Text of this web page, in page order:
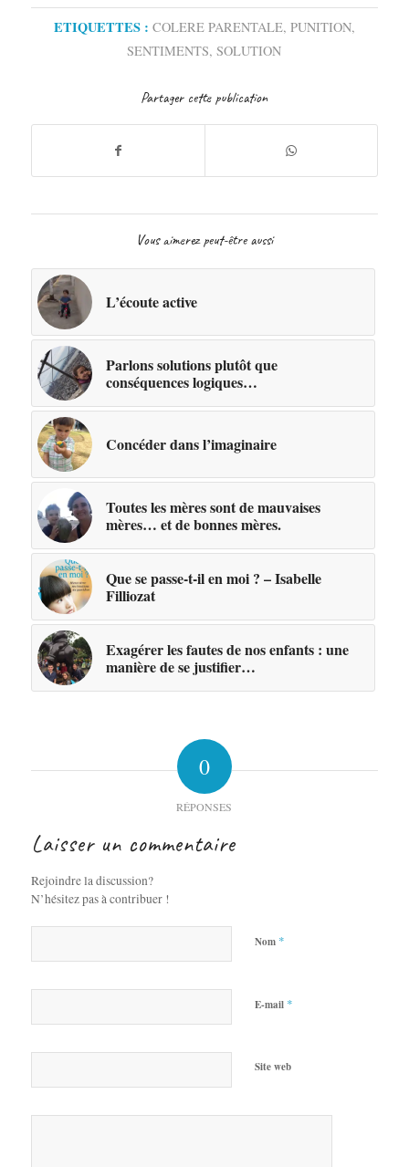
ETIQUETTES : COLERE PARENTALE, PUNITION,
SENTIMENTS,SOLUTION
Partager cette publication
Vous aimerez peut-être aussi
L’écoute active
Parlons solutions plutôt que
conséquences logiques…
Concéder dans l’imaginaire
Toutes les mères sont de mauvaises
mères… et de bonnes mères.
Que se passe-t-il en moi ? – Isabelle
Filliozat
Exagérer les fautes de nos enfants : une
manière de se justifier…
0
RÉPONSES
Laisser un commentaire
Rejoindre la discussion?
N’hésitez pas à contribuer !
Nom *
E-mail *
Site web